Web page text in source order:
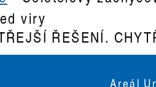
viry
ŘEŠENÍ.
Areál